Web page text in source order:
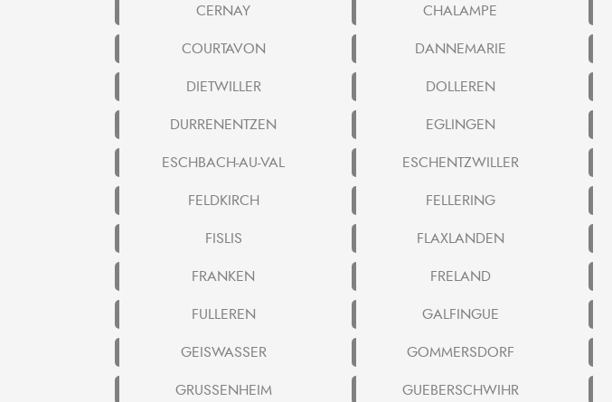
CERNAY
CHALAMPE
COURTAVON
DANNEMARIE
DIETWILLER
DOLLEREN
DURRENENTZEN
EGLINGEN
ESCHBACH-AU-VAL
ESCHENTZWILLER
FELDKIRCH
FELLERING
FISLIS
FLAXLANDEN
FRANKEN
FRELAND
FULLEREN
GALFINGUE
GEISWASSER
GOMMERSDORF
GRUSSENHEIM
GUEBERSCHWIHR